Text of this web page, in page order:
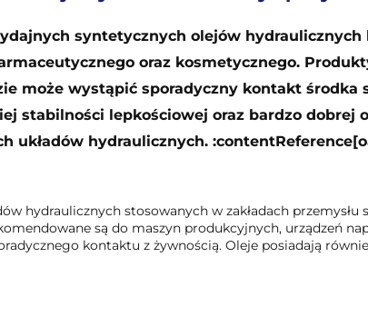
syntetycznych olejów
oraz kosmetycznego.
może wystąpić sporadyczny kontakt środka
stabilności lepkościowej oraz bardzo dobrej
układów hydraulicznych.
hydraulicznych stosowanych w zakładach przemysłu
są do maszyn produkcyjnych, urządzeń
kontaktu z żywnością. Oleje posiadają